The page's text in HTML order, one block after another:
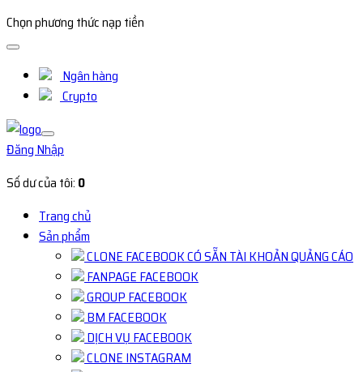
Chọn phương thức nạp tiền
Ngân hàng
Crypto
Đăng Nhập
Số dư của tôi: 0
Trang chủ
Sản phẩm
CLONE FACEBOOK CÓ SẴN TÀI KHOẢN QUẢNG CÁO
FANPAGE FACEBOOK
GROUP FACEBOOK
BM FACEBOOK
DỊCH VỤ FACEBOOK
CLONE INSTAGRAM